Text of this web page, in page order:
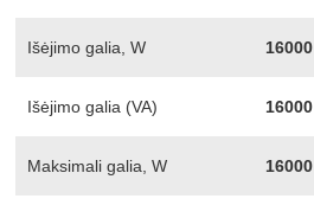
Išėjimo galia, W 16000
Išėjimo galia (VA) 16000
Maksimali galia, W 16000